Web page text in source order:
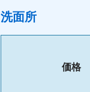
洗面所
価格